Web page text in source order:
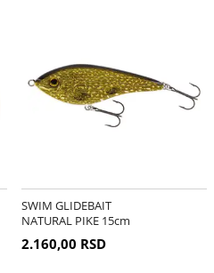
SWIM GLIDEBAIT
NATURAL PIKE 15cm
2.160,00 RSD